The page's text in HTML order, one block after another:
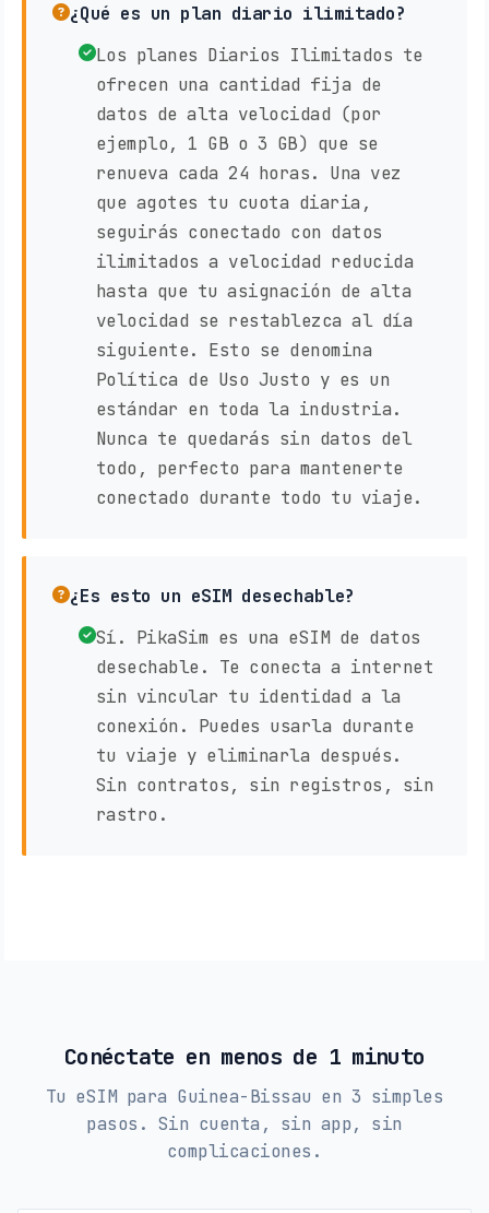
¿Qué es un plan diario ilimitado?
Los planes Diarios Ilimitados te
ofrecen una cantidad fija de
datos de alta velocidad (por
ejemplo, 1 GB o 3 GB) que se
renueva cada 24 horas. Una vez
que agotes tu cuota diaria,
seguirás conectado con datos
ilimitados a velocidad reducida
hasta que tu asignación de alta
velocidad se restablezca al día
siguiente. Esto se denomina
Política de Uso Justo y es un
estándar en toda la industria.
Nunca te quedarás sin datos del
todo, perfecto para mantenerte
conectado durante todo tu viaje.
¿Es esto un eSIM desechable?
Sí. PikaSim es una eSIM de datos
desechable. Te conecta a internet
sin vincular tu identidad a la
conexión. Puedes usarla durante
tu viaje y eliminarla después.
Sin contratos, sin registros, sin
rastro.
Conéctate en menos de 1 minuto
Tu eSIM para Guinea-Bissau en 3 simples
pasos. Sin cuenta, sin app, sin
complicaciones.